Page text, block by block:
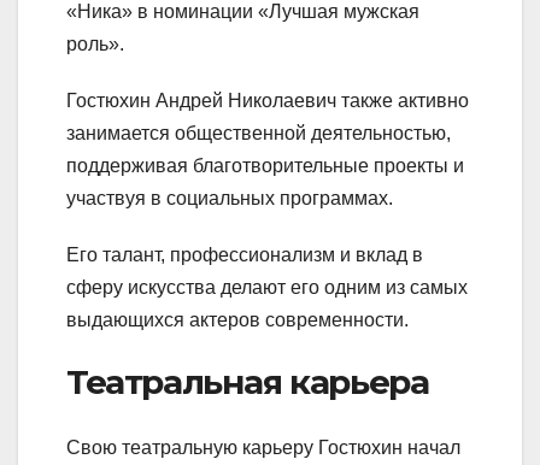
«Ника» в номинации «Лучшая мужская
роль».
Гостюхин Андрей Николаевич также активно
занимается общественной деятельностью,
поддерживая благотворительные проекты и
участвуя в социальных программах.
Его талант, профессионализм и вклад в
сферу искусства делают его одним из самых
выдающихся актеров современности.
Театральная карьера
Свою театральную карьеру Гостюхин начал